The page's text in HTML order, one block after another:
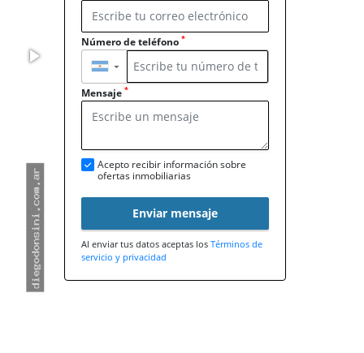
Número de teléfono *
▼
Mensaje *
Acepto recibir información sobre
ofertas inmobiliarias
Enviar mensaje
Al enviar tus datos aceptas los Términos de
servicio y privacidad